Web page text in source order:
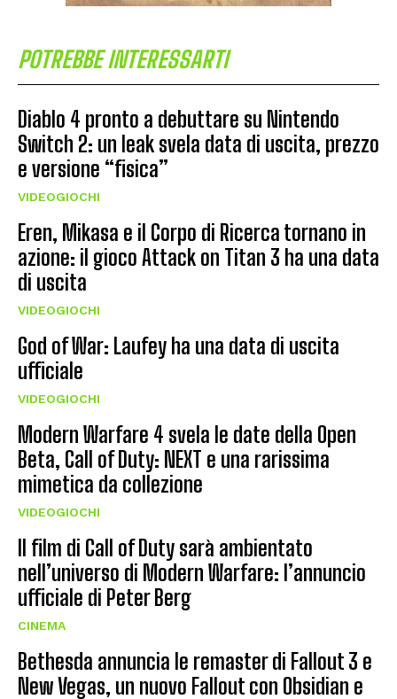
POTREBBE INTERESSARTI
Diablo 4 pronto a debuttare su Nintendo
Switch 2: un leak svela data di uscita, prezzo
e versione “fisica”
VIDEOGIOCHI
Eren, Mikasa e il Corpo di Ricerca tornano in
azione: il gioco Attack on Titan 3 ha una data
di uscita
VIDEOGIOCHI
God of War: Laufey ha una data di uscita
ufficiale
VIDEOGIOCHI
Modern Warfare 4 svela le date della Open
Beta, Call of Duty: NEXT e una rarissima
mimetica da collezione
VIDEOGIOCHI
Il film di Call of Duty sarà ambientato
nell’universo di Modern Warfare: l’annuncio
ufficiale di Peter Berg
CINEMA
Bethesda annuncia le remaster di Fallout 3 e
New Vegas, un nuovo Fallout con Obsidian e